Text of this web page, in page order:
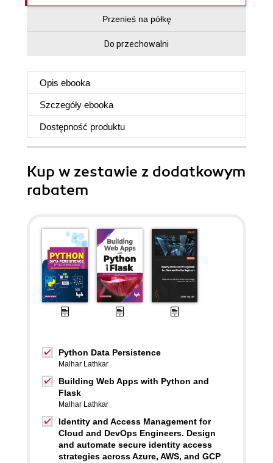
Przenieś na półkę
Do przechowalni
Opis ebooka
Szczegóły ebooka
Dostępność produktu
Kup w zestawie z dodatkowym
rabatem
Python Data Persistence
Malhar Lathkar
Building Web Apps with Python and
Flask
Malhar Lathkar
Identity and Access Management for
Cloud and DevOps Engineers. Design
and automate secure identity access
strategies across Azure, AWS, and GCP